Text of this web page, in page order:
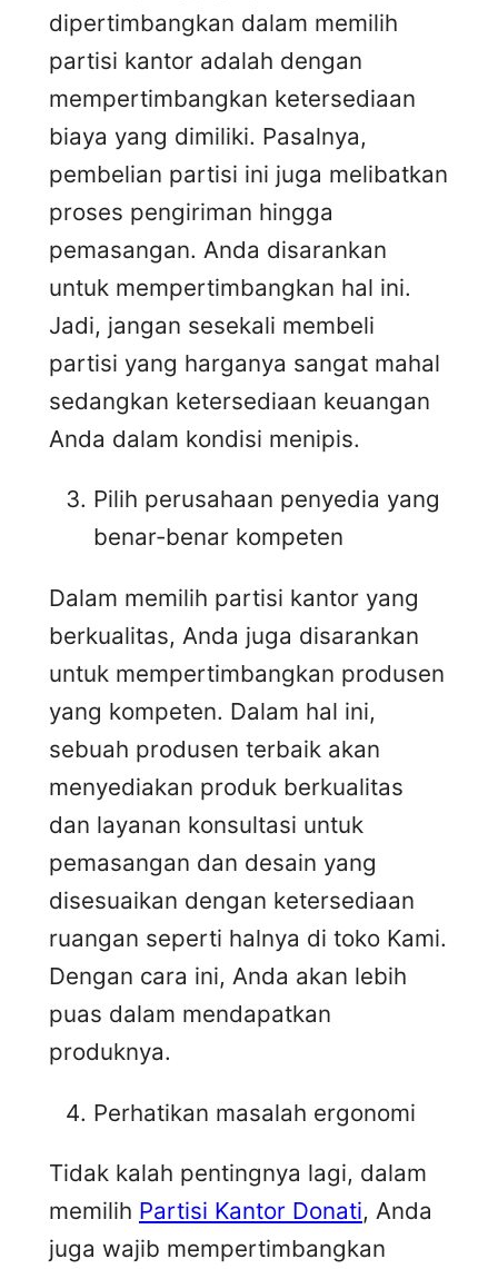
dipertimbangkan dalam memilih
partisi kantor adalah dengan
mempertimbangkan ketersediaan
biaya yang dimiliki. Pasalnya,
pembelian partisi ini juga melibatkan
proses pengiriman hingga
pemasangan. Anda disarankan
untuk mempertimbangkan hal ini.
Jadi, jangan sesekali membeli
partisi yang harganya sangat mahal
sedangkan ketersediaan keuangan
Anda dalam kondisi menipis.
Pilih perusahaan penyedia yang
benar-benar kompeten
Dalam memilih partisi kantor yang
berkualitas, Anda juga disarankan
untuk mempertimbangkan produsen
yang kompeten. Dalam hal ini,
sebuah produsen terbaik akan
menyediakan produk berkualitas
dan layanan konsultasi untuk
pemasangan dan desain yang
disesuaikan dengan ketersediaan
ruangan seperti halnya di toko Kami.
Dengan cara ini, Anda akan lebih
puas dalam mendapatkan
produknya.
Perhatikan masalah ergonomi
Tidak kalah pentingnya lagi, dalam
memilih Partisi Kantor Donati, Anda
juga wajib mempertimbangkan